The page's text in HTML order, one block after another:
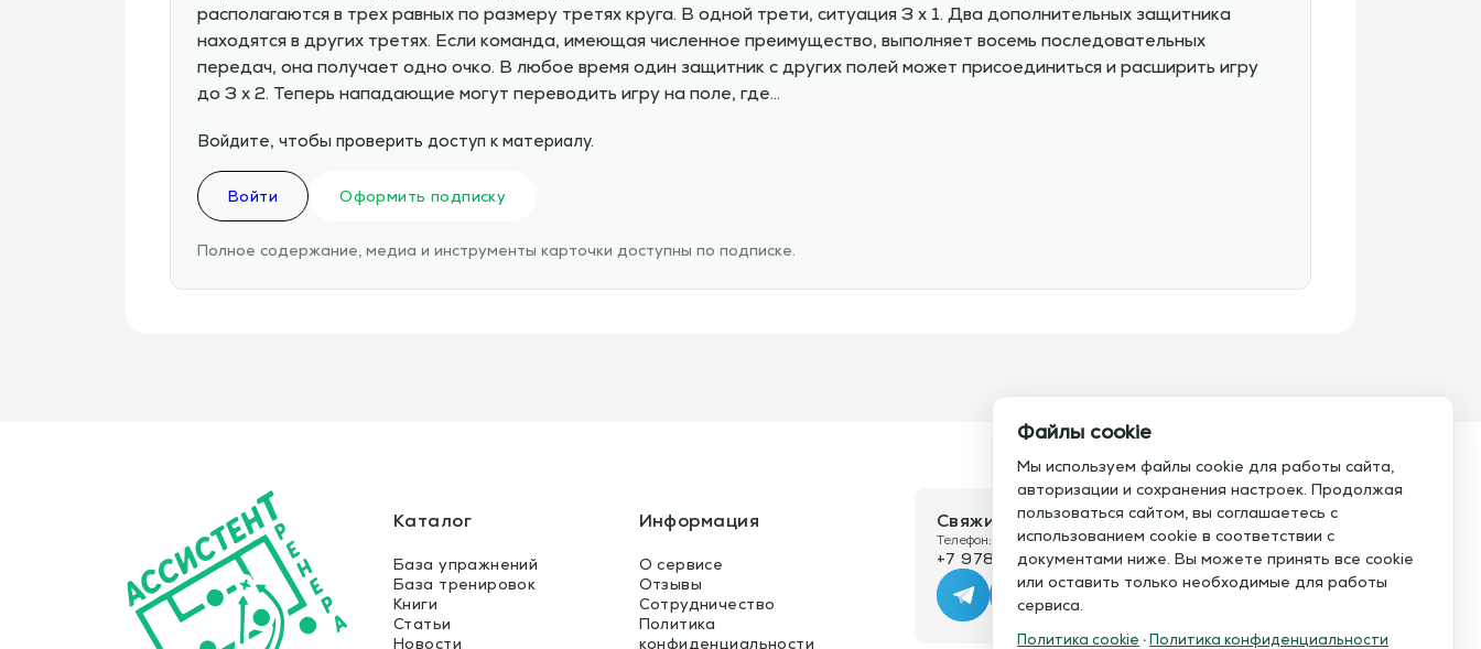
располагаются в трех равных по размеру третях круга. В одной трети, ситуация 3 х 1. Два дополнительных защитника
находятся в других третях. Если команда, имеющая численное преимущество, выполняет восемь последовательных
передач, она получает одно очко. В любое время один защитник с других полей может присоединиться и расширить игру
до 3 х 2. Теперь нападающие могут переводить игру на поле, где…
Войдите, чтобы проверить доступ к материалу.
Войти Оформить подписку
Полное содержание, медиа и инструменты карточки доступны по подписке.
Каталог
База упражнений
База тренировок
Книги
Статьи
Новости
Информация
О сервисе
Отзывы
Сотрудничество
Политика
конфиденциальности
Свяжитесь с нами
Телефон:
+7 978 793 21 93
Электронная почта:
info@assistent-trenera.ru
Telegram
MAX
Файлы cookie
Мы используем файлы cookie для работы сайта,
авторизации и сохранения настроек. Продолжая
пользоваться сайтом, вы соглашаетесь с
использованием cookie в соответствии с
документами ниже. Вы можете принять все cookie
или оставить только необходимые для работы
сервиса.
Политика cookie ·Политика конфиденциальности